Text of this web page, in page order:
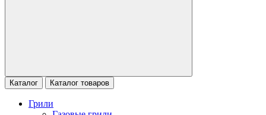
Каталог Каталог товаров
Грили